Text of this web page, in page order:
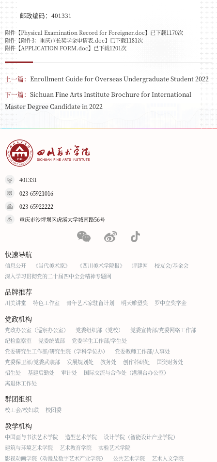
邮政编码：401331
附件【Physical Examination Record for Foreigner.doc】已下载1170次
附件【附件3：重庆市长奖学金申请表.doc】已下载1181次
附件【APPLICATION FORM.doc】已下载1201次
上一篇： Enrollment Guide for Overseas Undergraduate Student 2022
下一篇： ​Sichuan Fine Arts Institute Brochure for International
Master Degree Candidate in 2022
401331
023-65921016
023-65922222
重庆市沙坪坝区虎溪大学城南路56号
快速导航
信息公开 《当代美术家》 《四川美术学院报》 评建网
校友会/基金会
深入学习贯彻党的二十届四中全会精神专题网
品牌推荐
川美讲堂 特色工作室 青年艺术家驻留计划 明天雕塑奖 罗中立奖学金
党政机构
党政办公室（巡察办公室） 党委组织部（党校）
党委宣传部/党委网络工作部
纪检监察室
党委统战部
党委学生工作部/学生处
党委研究生工作部/研究生院（学科学位办）
党委教师工作部/人事处
党委保卫部/党委武装部
发展规划处 教务处 创作科研处
国资财务处
招生处
基建后勤处 审计处
国际交流与合作处（港澳台办公室）
离退休工作处
群团组织
校工会/校妇联 校团委
教学机构
中国画与书法艺术学院 造型艺术学院
设计学院（智能设计产业学院）
建筑与环境艺术学院
艺术教育学院
实验艺术学院
影视动画学院（动漫及数字艺术产业学院）
公共艺术学院 艺术人文学院